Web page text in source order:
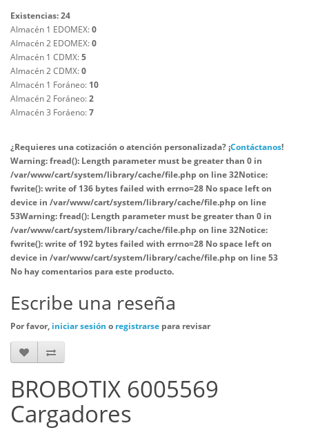
Existencias: 24
Almacén 1 EDOMEX:0
Almacén 2 EDOMEX:0
Almacén 1 CDMX:5
Almacén 2 CDMX:0
Almacén 1 Foráneo: 10
Almacén 2 Foráneo:2
Almacén 3 Foráeno:7
¿Requieres una cotización o atención personalizada? ¡Contáctanos!
Warning: fread(): Length parameter must be greater than 0 in
/var/www/cart/system/library/cache/file.php on line32Notice:
fwrite(): write of 136 bytes failed with errno=28 No space left on
device in /var/www/cart/system/library/cache/file.php on line
53Warning: fread(): Length parameter must be greater than 0 in
/var/www/cart/system/library/cache/file.php on line32Notice:
fwrite(): write of 192 bytes failed with errno=28 No space left on
device in /var/www/cart/system/library/cache/file.php on line53
No hay comentarios para este producto.
Escribe una reseña
Por favor, iniciar sesión o registrarse para revisar
BROBOTIX 6005569
Cargadores